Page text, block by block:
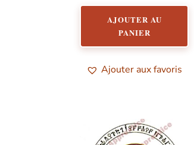
AJOUTER AU
PANIER
Ajouter aux favoris